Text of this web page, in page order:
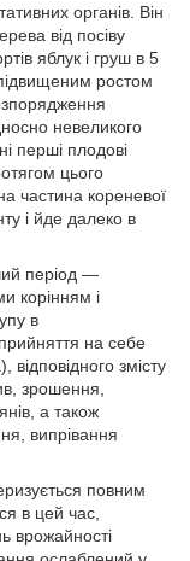
органів. Він
від посіву
яблук і груш в 5
ростом
невеликого
перші плодові
цього
частина кореневої
і йде далеко в
період ―
корінням і
в
на себе
змісту
зрошення,
а також
випрівання
повним
в цей час,
врожайності